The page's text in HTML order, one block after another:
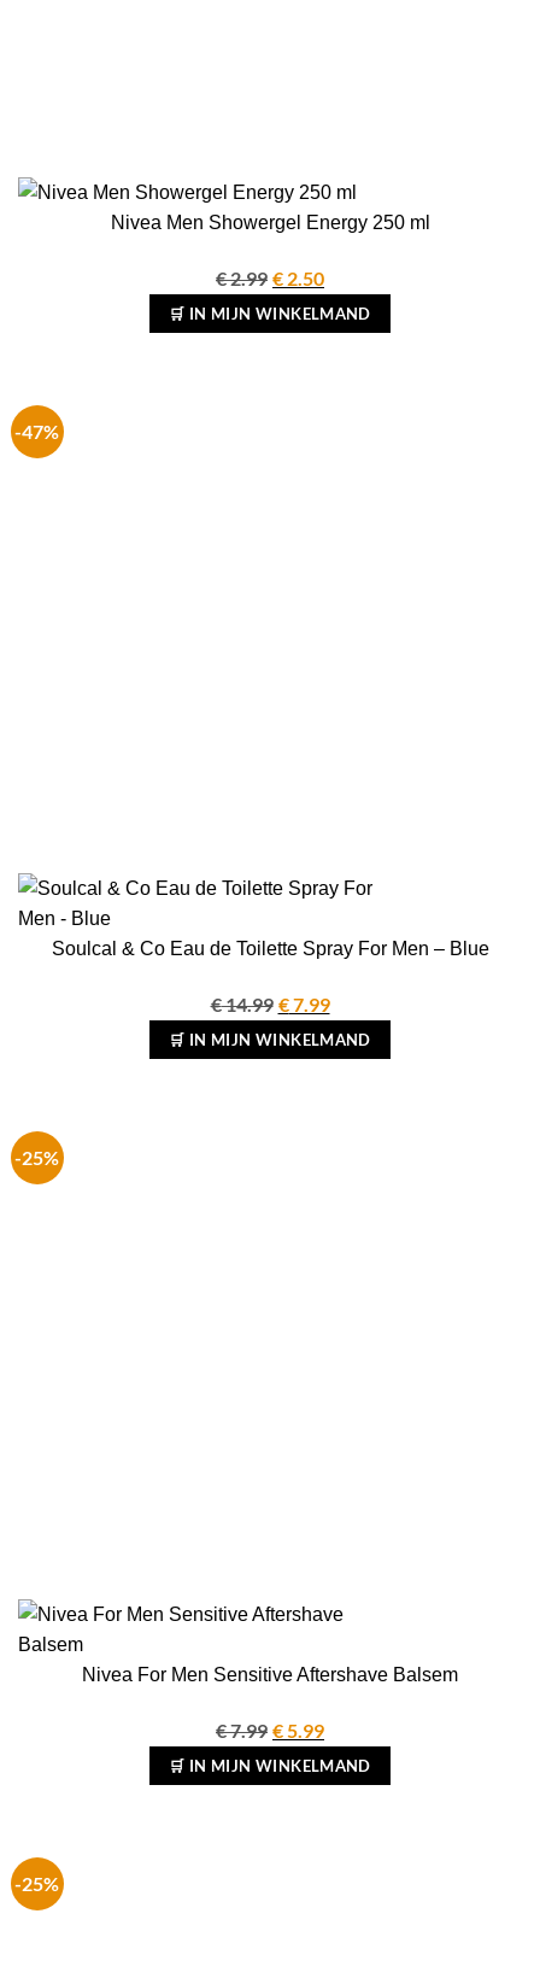
Nivea Men Showergel Energy 250 ml
€2.99 Oorspronkelijke
prijs
was:
€ 2.50Huidige
prijs
is:
🛒 IN MIJN WINKELMAND
-47%
Soulcal & Co Eau de Toilette Spray For Men – Blue
€14.99 Oorspronkelijke
prijs
was:
€7.99Huidige
prijs
is:
🛒 IN MIJN WINKELMAND
-25%
Nivea For Men Sensitive Aftershave Balsem
€7.99 Oorspronkelijke
prijs
was:
€ 5.99Huidige
prijs
is:
🛒 IN MIJN WINKELMAND
-25%